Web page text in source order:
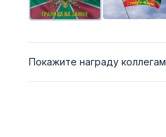
Покажите награду коллегам